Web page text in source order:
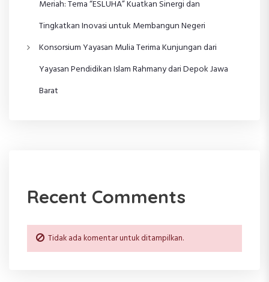
Meriah: Tema “ESLUHA” Kuatkan Sinergi dan
Tingkatkan Inovasi untuk Membangun Negeri
Konsorsium Yayasan Mulia Terima Kunjungan dari
Yayasan Pendidikan Islam Rahmany dari Depok Jawa
Barat
Recent Comments
Tidak ada komentar untuk ditampilkan.